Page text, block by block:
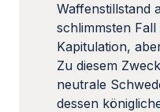
Waffenstillstand
schlimmsten Fall
Kapitulation,
Zu diesem
neutrale
dessen